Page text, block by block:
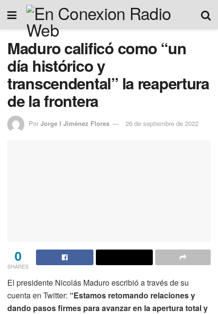
Maduro calificó como “un
día histórico y
transcendental” la reapertura
de la frontera
Por Jorge I Jiménez Flores 26 de septiembre de 2022
0
SHARES
El presidente Nicolás Maduro escribió a través de su
cuenta en Twitter: “Estamos retomando relaciones y
dando pasos firmes para avanzar en la apertura total y